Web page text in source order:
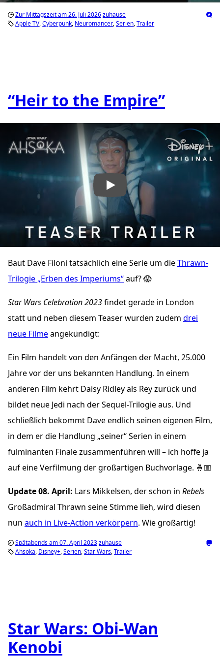
Zur Mittagszeit am 26. Juli 2026zuhause
Apple TV Cyberpunk Neuromancer Serien Trailer
“Heir to the Empire”
„YouTube video player“ abspielen
Baut Dave Filoni tatsächlich eine Serie um dieThrawn-
Trilogie „Erben des Imperiums“auf? 😱
Star Wars Celebration 2023findet gerade in London
statt und neben diesem Teaser wurden zudem drei
neue Filmeangekündigt:
Ein Film handelt von den Anfängen der Macht, 25.000
Jahre vor der uns bekannten Handlung. In einem
anderen Film kehrt Daisy Ridley als Rey zurück und
bildet neue Jedi nach der Sequel-Trilogie aus. Und
schließlich bekommt Dave endlich seinen eigenen Film,
in dem er die Handlung „seiner“ Serien in einem
fulminanten Finale zusammenführen will – ich hoffe ja
auf eine Verfilmung der großartigen Buchvorlage. 🤞🏼
Update 08. April: Lars Mikkelsen, der schon in Rebels
Großadmiral Thrawn seine Stimme lieh, wird diesen
nun auch in Live-Action verkörpern. Wie großartig!
Spätabends am 07. April 2023zuhause
Ahsoka Disney+ Serien Star Wars Trailer
Star Wars: Obi-Wan
Kenobi